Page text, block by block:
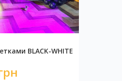
ЗОЛОТО
грн
BLACK-WHITE